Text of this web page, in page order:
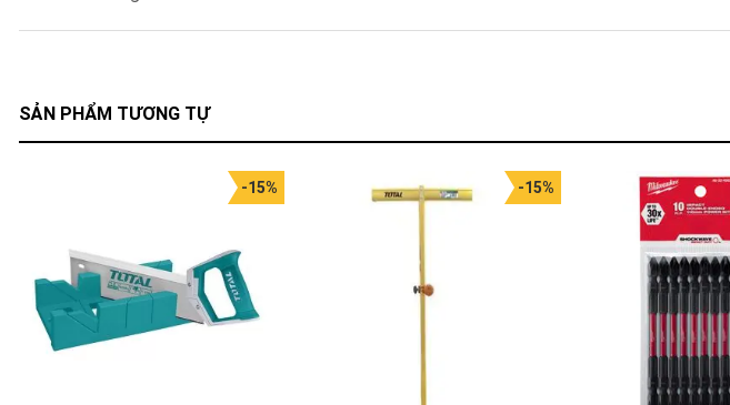
SẢN PHẨM TƯƠNG TỰ
-15% -15%